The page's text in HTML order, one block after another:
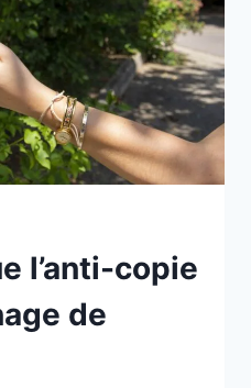
l’anti-copie
de